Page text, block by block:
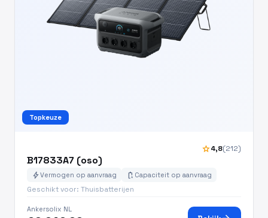
Topkeuze
star4,8(212)
B17833A7 (oso)
boltVermogen op aanvraag battery_charging_full Capaciteit op aanvraag
Geschikt voor: Thuisbatterijen
Ankersolix NL